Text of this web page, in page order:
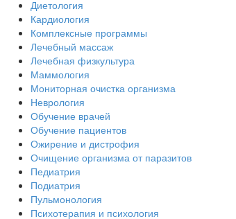
Диетология
Кардиология
Комплексные программы
Лечебный массаж
Лечебная физкультура
Маммология
Мониторная очистка организма
Неврология
Обучение врачей
Обучение пациентов
Ожирение и дистрофия
Очищение организма от паразитов
Педиатрия
Подиатрия
Пульмонология
Психотерапия и психология